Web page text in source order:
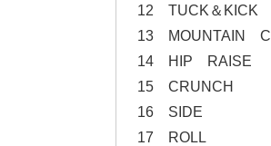
12 TUCK＆KICK
13 MOUNTAIN
14 HIP RAISE
15 CRUNCH
16 SIDE
17 ROLL